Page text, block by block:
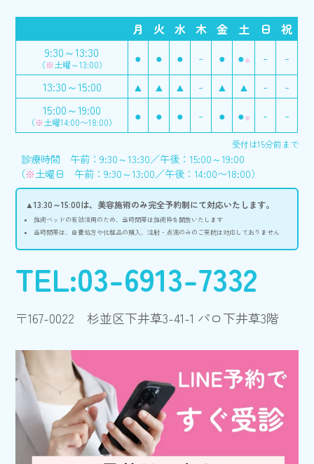
月 火 水 木 金 土 日
祝
9:30～13:30
（※土曜～13:00） ● ● ● - ● ●※ -
-
13:30～15:00
▲ ▲ ▲ - ▲ ▲ -
-
15:00～19:00
（※土曜14:00〜18:00） ● ● ● - ● ●※ - -
受付は15分前まで
診療時間 午前：9:30～13:30／午後：15:00～19:00
（※土曜日 午前：9:30～13:00／午後：14:00〜18:00）
▲13:30～15:00は、美容施術のみ完全予約制にて対応いたします。
施術ベッドの有効活用のため、当時間帯は施術枠を開放いたします
当時間帯は、自費処方や化粧品の購入、注射・点滴のみのご来院は対応しておりません
TEL:03-6913-7332
〒167-0022 杉並区下井草3-41-1 パロ下井草3階